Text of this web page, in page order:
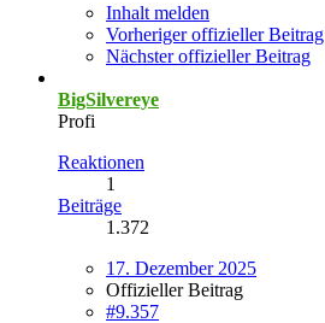
Inhalt melden
Vorheriger offizieller Beitrag
Nächster offizieller Beitrag
BigSilvereye
Profi
Reaktionen
1
Beiträge
1.372
17. Dezember 2025
Offizieller Beitrag
#9.357